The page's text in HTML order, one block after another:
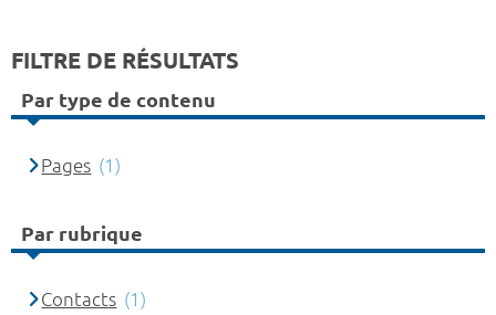
FILTRE DE RÉSULTATS
Par type de contenu
Pages (1)
Par rubrique
Contacts (1)